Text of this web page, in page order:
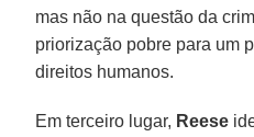
mas não na questão da
priorização pobre para um
direitos humanos.
Em terceiro lugar, Reese